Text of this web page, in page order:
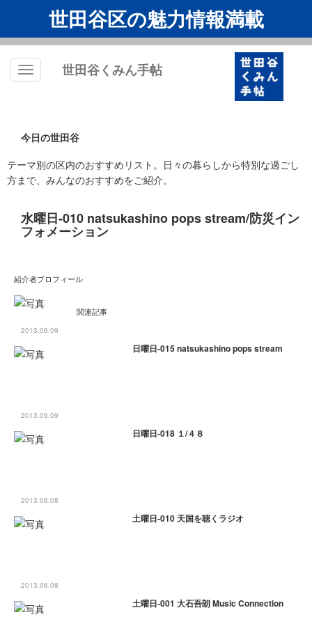
世田谷区の魅力情報満載
Toggle
世田谷くみん手帖
今日の世田谷
テーマ別の区内のおすすめリスト。日々の暮らしから特別な過ごし
方まで、みんなのおすすめをご紹介。
水曜日-010 natsukashino pops stream/防災イン
フォメーション
紹介者プロフィール
関連記事
2013.06.09
日曜日-015 natsukashino pops stream
2013.06.09
日曜日-018 １/４８
2013.06.08
土曜日-010 天国を聴くラジオ
2013.06.08
土曜日-001 大石吾朗 Music Connection